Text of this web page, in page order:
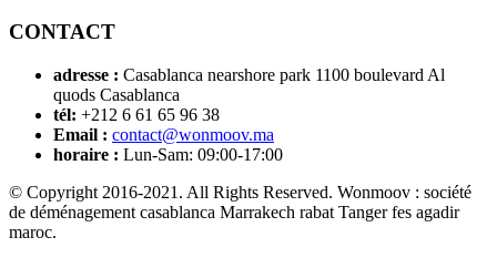
CONTACT
adresse : Casablanca nearshore park 1100 boulevard Al
quods Casablanca
tél: +212 6 61 65 96 38
Email : contact@wonmoov.ma
horaire : Lun-Sam: 09:00-17:00
© Copyright 2016-2021. All Rights Reserved. Wonmoov : société
de déménagement casablanca Marrakech rabat Tanger fes agadir
maroc.